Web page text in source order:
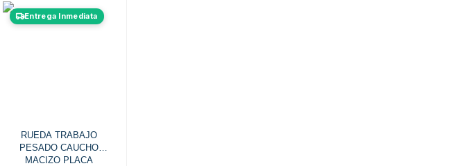
Entrega Inmediata
RUEDA TRABAJO
PESADO CAUCHO
MACIZO PLACA